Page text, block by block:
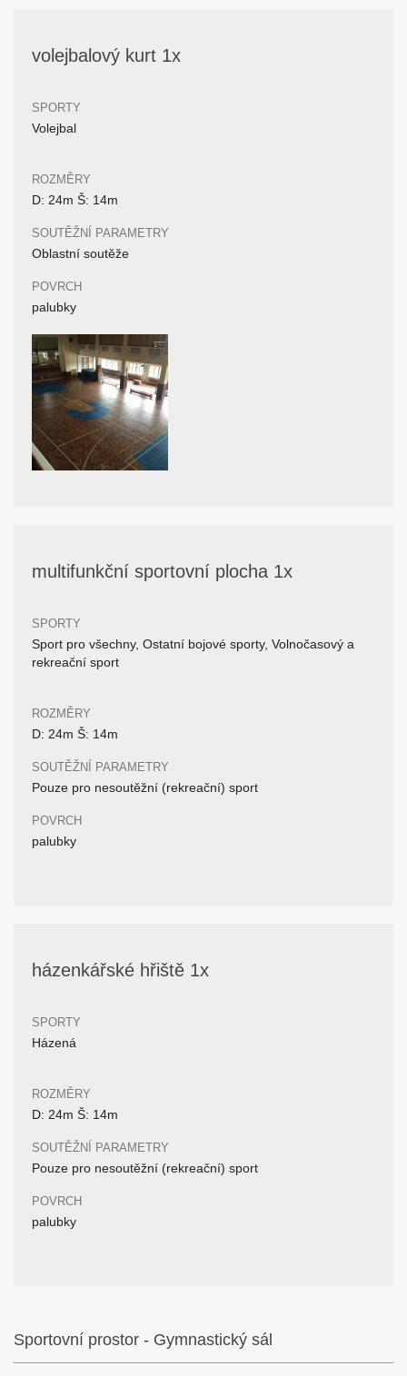
volejbalový kurt 1x
SPORTY
Volejbal
ROZMĚRY
D: 24m Š: 14m
SOUTĚŽNÍ PARAMETRY
Oblastní soutěže
POVRCH
palubky
multifunkční sportovní plocha 1x
SPORTY
Sport pro všechny, Ostatní bojové sporty, Volnočasový a
rekreační sport
ROZMĚRY
D: 24m Š: 14m
SOUTĚŽNÍ PARAMETRY
Pouze pro nesoutěžní (rekreační) sport
POVRCH
palubky
házenkářské hřiště 1x
SPORTY
Házená
ROZMĚRY
D: 24m Š: 14m
SOUTĚŽNÍ PARAMETRY
Pouze pro nesoutěžní (rekreační) sport
POVRCH
palubky
Sportovní prostor - Gymnastický sál